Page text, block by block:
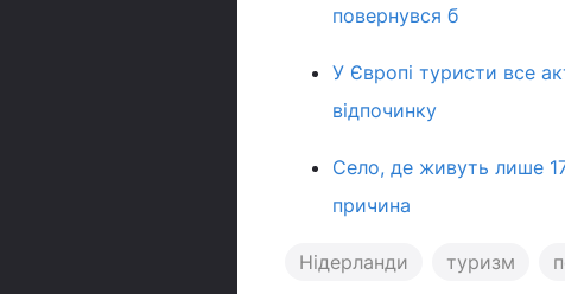
повернувся б
У Європі туристи все
відпочинку
Село, де живуть лише
причина
Нідерланди туризм